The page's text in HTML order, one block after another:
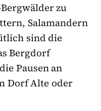
zu
Salamandern
sind die
Bergdorf
Pausen an
Dorf Alte oder